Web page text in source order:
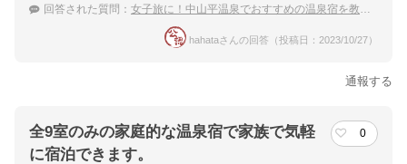
回答された質問： 女子旅に！中山平温泉でおすすめの温泉宿を教えてほしいです
hahataさんの回答（投稿日：2023/10/27）
通報する
全9室のみの家庭的な温泉宿で家族で気軽
に宿泊できます。
0